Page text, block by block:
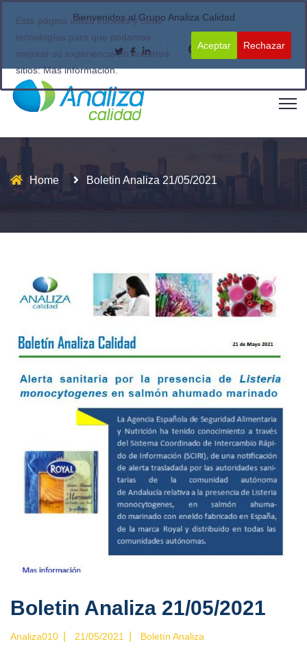
Bienvenidos al Grupo Analiza Calidad
Home Boletin Analiza 21/05/2021
Boletin Analiza 21/05/2021
Analiza010 21/05/2021 Boletín Analiza
Esta página utiliza cookies y otras
tecnologías para que podamos
mejorar su experiencia en nuestros
sitios:Más información.
Aceptar Rechazar